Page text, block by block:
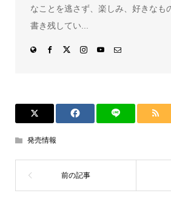
なことを逃さず、楽しみ、好きなも
書き残してい...
発売情報